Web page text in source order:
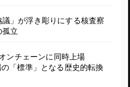
」が浮き彫りにする核査察
孤立
ンチェーンに同時上場
「標準」となる歴史的転換